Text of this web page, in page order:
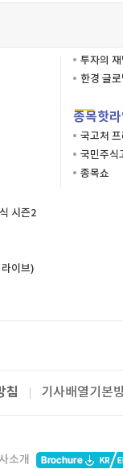
시즌2
이브)
투자의
한경 글
종목핫
국고처
국민주식
종목쇼
침 기사배열기본
소개